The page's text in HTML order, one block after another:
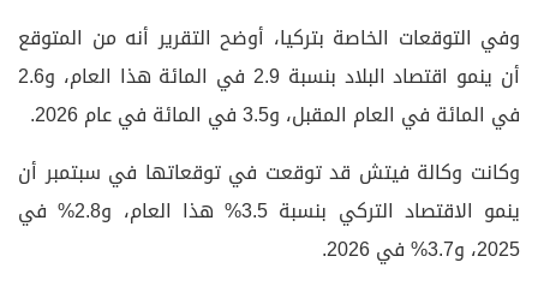
وفي التوقعات الخاصة بتركيا، أوضح التقرير أنه من المتوقع
أن ينمو اقتصاد البلاد بنسبة 2.9 في المائة هذا العام، و2.6
في المائة في العام المقبل، و3.5 في المائة في عام 2026.
وكانت وكالة فيتش قد توقعت في توقعاتها في سبتمبر أن
ينمو الاقتصاد التركي بنسبة 3.5% هذا العام، و2.8% في
2025، و3.7% في 2026.